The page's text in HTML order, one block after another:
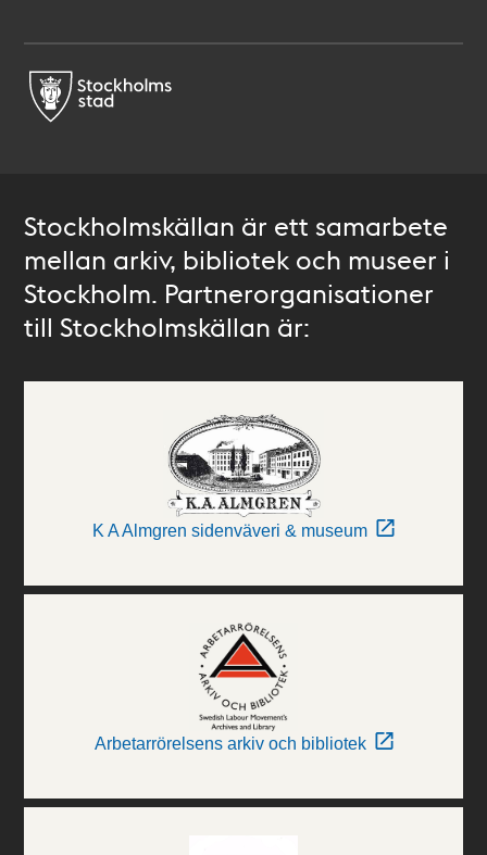
Stockholmskällan är ett samarbete
mellan arkiv, bibliotek och museer i
Stockholm. Partnerorganisationer
till Stockholmskällan är:
K A Almgren sidenväveri & museum
Arbetarrörelsens arkiv och bibliotek